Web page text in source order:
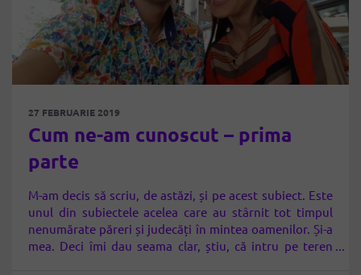
27 FEBRUARIE 2019
Cum ne-am cunoscut – prima
parte
M-am decis să scriu, de astăzi, și pe acest subiect. Este
unul din subiectele acelea care au stârnit tot timpul
nenumărate păreri și judecăți în mintea oamenilor. Și-a
mea. Deci îmi dau seama clar, știu, că intru pe teren